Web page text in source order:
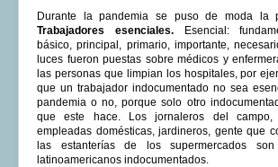
Durante la pandemia se puso de moda la
Trabajadores esenciales.
Esencial:
básico, principal, primario, importante,
luces fueron puestas sobre médicos y
las personas que limpian los hospitales, por
que un trabajador indocumentado no sea
pandemia o no, porque solo otro
que este hace. Los jornaleros del
empleadas domésticas, jardineros, gente que
las estanterías de los supermercados
latinoamericanos indocumentados.